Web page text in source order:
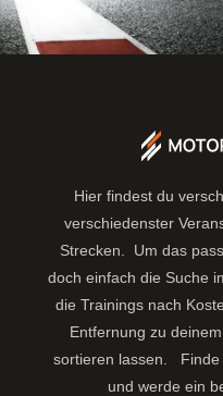
Hier findest du
verschiedenster
Strecken. Um das
doch einfach die Suche
die Trainings nach
Entfernung zu
sortieren lassen.
und werde ein